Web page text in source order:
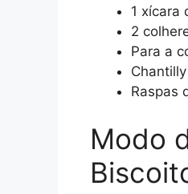
1 xícara
2
Para a
Raspas
Modo